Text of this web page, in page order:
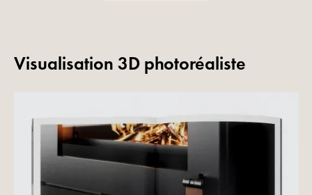
Visualisation 3D photoréaliste